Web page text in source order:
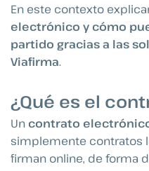
En este contexto
electrónico y cómo
partido gracias a las
Viafirma.
¿Qué es el
Un contrato
simplemente contratos
firman online, de forma